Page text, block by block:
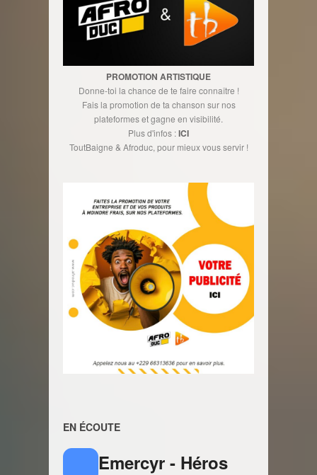
PROMOTION ARTISTIQUE
Donne-toi la chance de te faire connaître !
Fais la promotion de ta chanson sur nos
plateformes et gagne en visibilité.
Plus d'infos :ICI
ToutBaigne & Afroduc, pour mieux vous servir !
EN ÉCOUTE
Emercyr - Héros